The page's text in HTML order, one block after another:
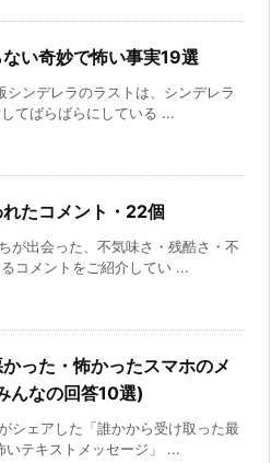
い奇妙で怖い事実19選
シンデレラのラストは、シンデレラ
てばらばらにしている ...
たコメント・22個
が出会った、不気味さ・残酷さ・不
コメントをご紹介してい ...
った・怖かったスマホのメ
んなの回答10選)
シェアした「誰かから受け取った最
いテキストメッセージ」 ...